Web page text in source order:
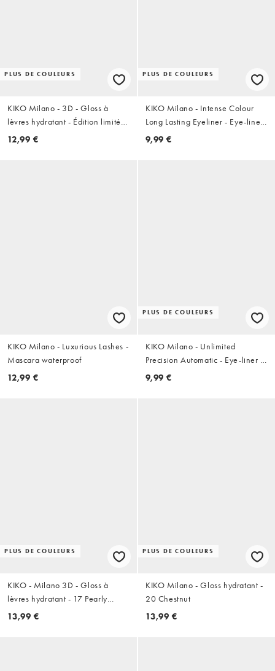
PLUS DE COULEURS
KIKO Milano - 3D - Gloss à
lèvres hydratant - Édition limitée
- 43 Timeless Rose
12,99 €
PLUS DE COULEURS
KIKO Milano - Intense Colour
Long Lasting Eyeliner - Eye-liner
- 16 Black
9,99 €
KIKO Milano - Luxurious Lashes -
Mascara waterproof
12,99 €
PLUS DE COULEURS
KIKO Milano - Unlimited
Precision Automatic - Eye-liner et
khôl - 16 Noir
9,99 €
PLUS DE COULEURS
KIKO - Milano 3D - Gloss à
lèvres hydratant - 17 Pearly
Mauve
13,99 €
PLUS DE COULEURS
KIKO Milano - Gloss hydratant -
20 Chestnut
13,99 €